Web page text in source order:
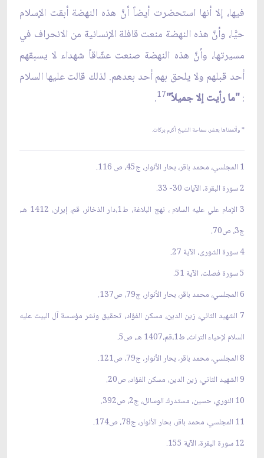
فيها، إلا أنها استحضرت أيضاً أنَّ هذه النهضة أبقت الإسلام
حيًّا، وأنَّ هذه النهضة منعت قافلة الإنسانية من الانحراف في
مسيرتها، وأنَّ هذه النهضة صنعت عشّاقاً شهداء لا يسبقهم
أحد قبلهم ولا يلحق بهم أحد بعدهم. لذلك قالت عليها السلام
:"ما رأيت إلا جميلاً"17
.
* وأتممناها بعشر، سماحة الشيخ أكرم بركات.
1 المجلسي، محمد باقر، بحار الأنوار، ج45، ص 116.
2 سورة البقرة، الآيات 30- 33.
3 الإمام علي عليه السلام ، نهج البلاغة، ط1،دار الذخائر، قم، إيران، 1412 هـ،
ج3، ص70.
4 سورة الشورى، الآية 27.
5 سورة فصلت، الآية 51.
6 المجلسي، محمد باقر، بحار الأنوار، ج79، ص137.
7 الشهيد الثاني، زين الدين، مسكن الفؤاد، تحقيق ونشر مؤسسة آل البيت عليه
السلام لإحياء التراث، ط1،قم،1407 هـ، ص5.
8 المجلسي، محمد باقر، بحار الأنوار، ج79، ص121.
9 الشهيد الثاني، زين الدين، مسكن الفؤاد، ص20.
10 النوري، حسين، مستدرك الوسائل، ج2، ص392.
11 المجلسي، محمد باقر، بحار الأنوار، ج78، ص174.
12 سورة البقرة، الآية 155.